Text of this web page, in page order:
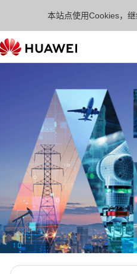
本站点使用Cookies，